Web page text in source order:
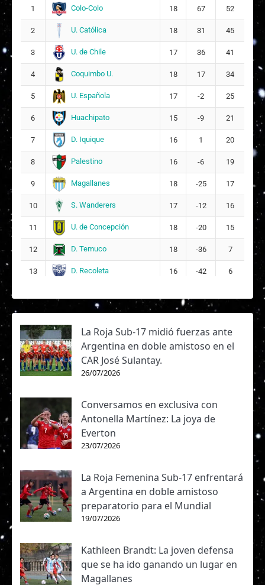
1 Colo-Colo 18 67 52
2 U. Católica 18 31 45
3 U. de Chile 17 36 41
4 Coquimbo U. 18 17 34
5 U. Española 17 -2 25
6 Huachipato 15 -9 21
7 D. Iquique 16 1 20
8 Palestino 16 -6 19
9 Magallanes 18 -25 17
10 S. Wanderers 17 -12 16
11 U. de Concepción 18 -20 15
12 D. Temuco 18 -36 7
13 D. Recoleta 16 -42 6
La Roja Sub-17 midió fuerzas ante
Argentina en doble amistoso en el
CAR José Sulantay.
26/07/2026
Conversamos en exclusiva con
Antonella Martínez: La joya de
Everton
23/07/2026
La Roja Femenina Sub-17 enfrentará
a Argentina en doble amistoso
preparatorio para el Mundial
19/07/2026
Kathleen Brandt: La joven defensa
que se ha ido ganando un lugar en
Magallanes